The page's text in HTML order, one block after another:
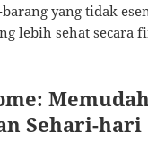
yang tidak
lebih sehat secara
Sehari-hari